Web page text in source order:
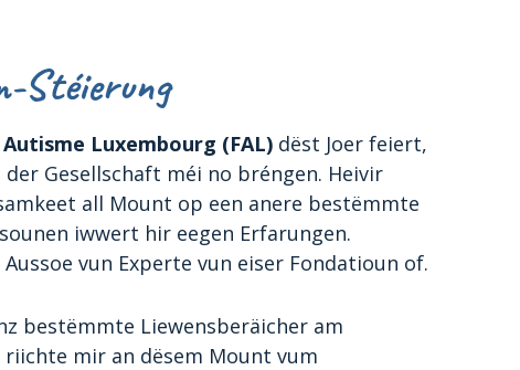
Stéierung
Luxembourg (FAL)dëst Joer feiert,
Gesellschaft méi no bréngen. Heivir
all Mount op een anere bestëmmte
iwwert hir eegen Erfarungen.
vun Experte vun eiser Fondatioun of.
bestëmmte Liewensberäicher am
mir an dësem Mount vum